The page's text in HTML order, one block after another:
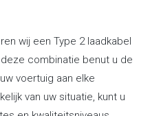
wij een Type 2 laadkabel
combinatie benut u de
voertuig aan elke
van uw situatie, kunt u